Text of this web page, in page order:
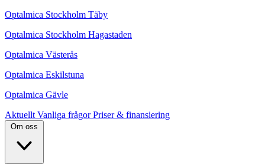
Optalmica Stockholm Täby
Optalmica Stockholm Hagastaden
Optalmica Västerås
Optalmica Eskilstuna
Optalmica Gävle
Aktuellt Vanliga frågorPriser & finansiering
Om oss